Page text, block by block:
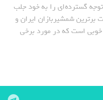
گسترده‌ای را به خود جلب
شمشیربازان ایران و
است که در مورد برخی